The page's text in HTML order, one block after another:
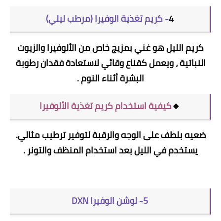
4- كريم تغذية الوفيرا (مرطب ليلي)
كريم الليل هو غني بمزيج خاص من الألوفيرا والزيوت
النباتية ، ويعمل كقناع وقائي لاستعادة فقدان رطوبة
البشرة أثناء النوم .
🔸كيفية استخدام كريم تغذية الألوفيرا
ضعيه بلطف على الوجه والرقبة لتوفير ترطيب مثالي.
يستخدم في الليل بعد استخدام المنظف والتونر .
5- لوشن الوفيرا DXN